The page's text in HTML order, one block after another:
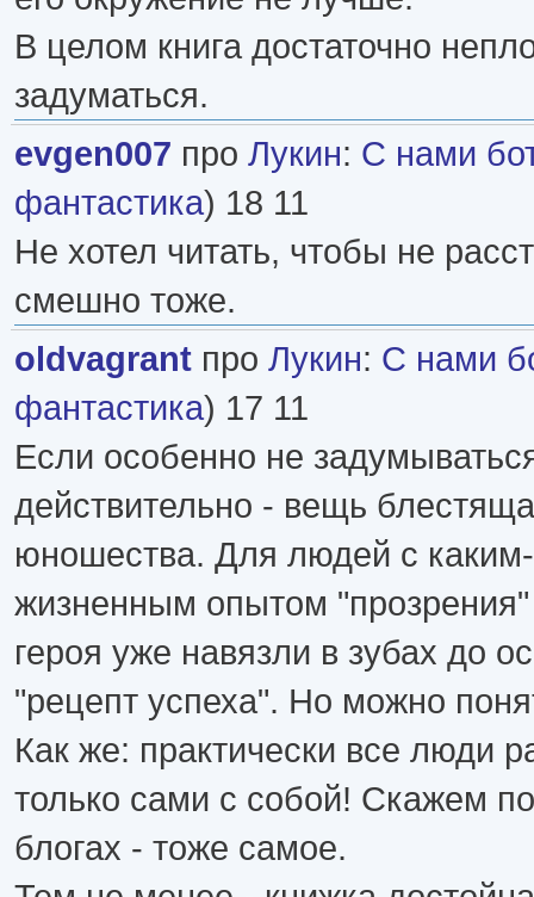
В целом книга достаточно
задуматься.
evgen007 про Лукин: С нами
фантастика) 18 11
Не хотел читать, чтобы не
смешно тоже.
oldvagrant про Лукин: С нами
фантастика) 17 11
Если особенно не
действительно - вещь
юношества. Для людей с
жизненным опытом "прозрения"
героя уже навязли в зубах до
"рецепт успеха". Но можно
Как же: практически все люди
только сами с собой! Скажем
блогах - тоже самое.